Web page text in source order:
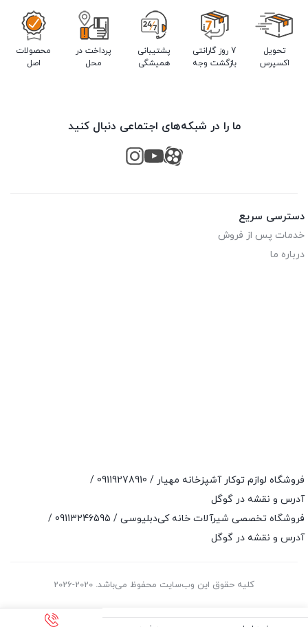
تحویل
اکسپرس
7 روز گارانتی
بازگشت وجه
پشتیبانی
همیشگی
پرداخت در
محل
محصولات
اصل
ما را در شبکه‌های اجتماعی دنبال کنید
دسترسی سریع
خدمات پس از فروش
درباره ما
فروشگاه لوازم توکار آشپزخانه مهیار / 09119278910
/
آدرس و نقشه در گوگل
فروشگاه تخصصی شیرآلات خانه کی‌دبلیوسی / 09113246595
/
آدرس و نقشه در گوگل
کلیه حقوق این وب‌سایت محفوظ می‌باشد. 2020-2026